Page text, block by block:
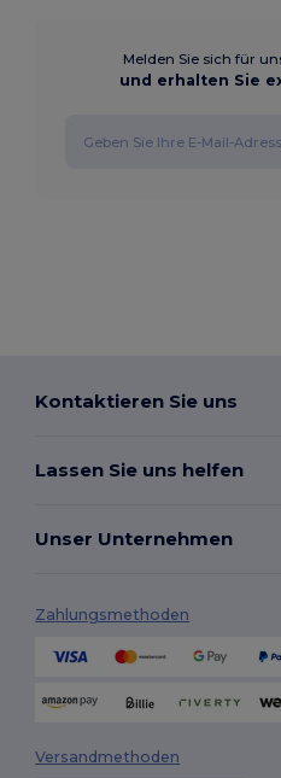
Melden Sie sich für
und erhalten Sie
Kontaktieren Sie uns
Lassen Sie uns helfen
Unser Unternehmen
Zahlungsmethoden
Versandmethoden